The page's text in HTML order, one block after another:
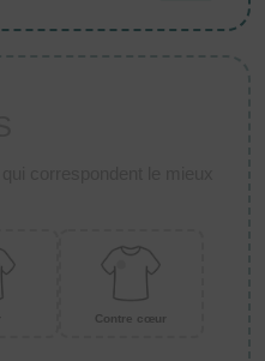
Contre cœur